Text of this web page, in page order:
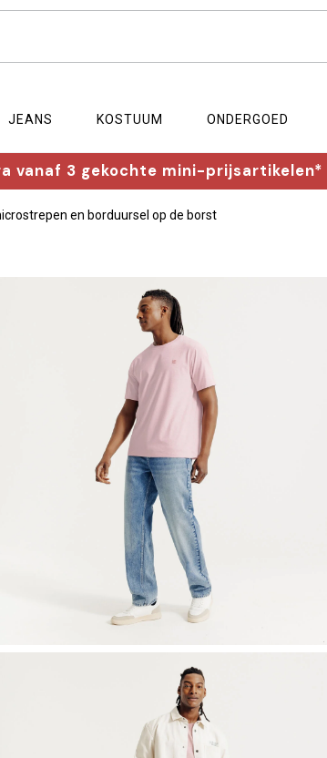
JEANS KOSTUUM ONDERGOED
vanaf 3 gekochte mini-prijsartikelen*
en borduursel op de borst